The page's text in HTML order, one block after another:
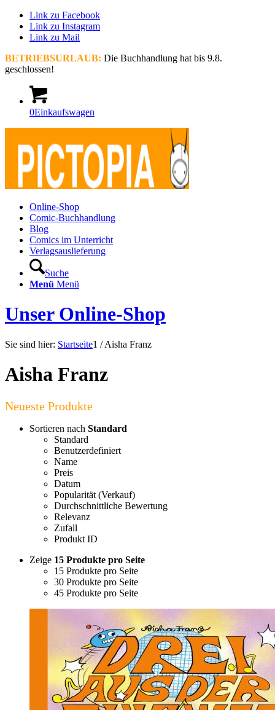
Link zu Facebook
Link zu Instagram
Link zu Mail
BETRIEBSURLAUB: Die Buchhandlung hat bis 9.8.
geschlossen!
0Einkaufswagen
Online-Shop
Comic-Buchhandlung
Blog
Comics im Unterricht
Verlagsauslieferung
Suche
Menü Menü
Unser Online-Shop
Sie sind hier: Startseite1 / Aisha Franz
Aisha Franz
Sortieren nach Standard
Standard
Benutzerdefiniert
Name
Preis
Datum
Popularität (Verkauf)
Durchschnittliche Bewertung
Relevanz
Zufall
Produkt ID
Zeige 15 Produkte pro Seite
15 Produkte pro Seite
30 Produkte pro Seite
45 Produkte pro Seite